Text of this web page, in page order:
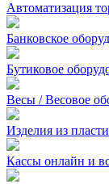
Автоматизация
Банковское
Бутиковое
Весы / Весовое
Изделия из
Кассы онлайн и